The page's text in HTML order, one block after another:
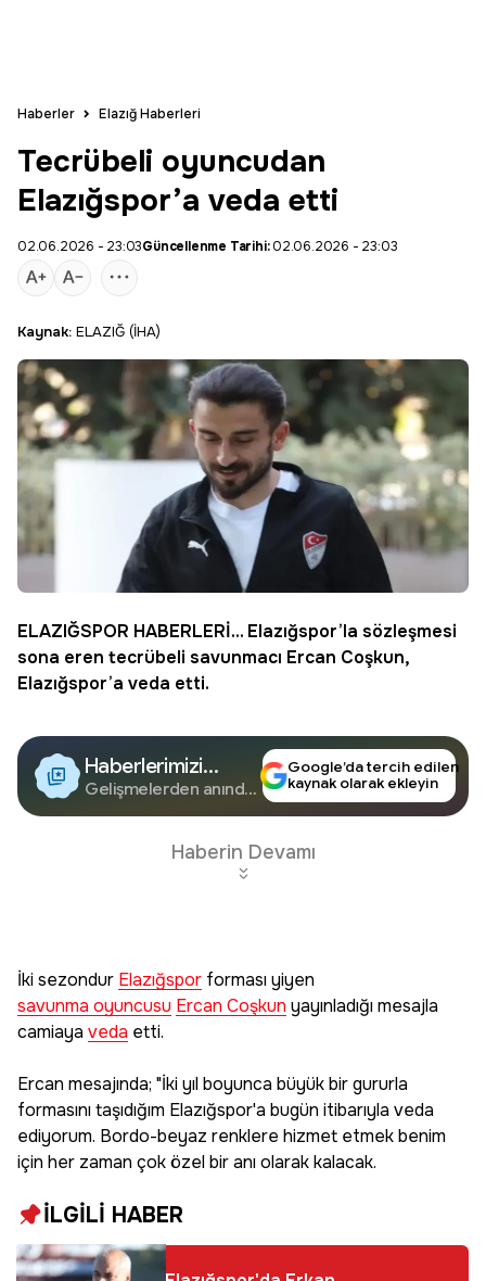
Haberler Elazığ Haberleri
Tecrübeli oyuncudan
Elazığspor’a veda etti
02.06.2026 - 23:03Güncellenme Tarihi:02.06.2026 - 23:03
Kaynak: ELAZIĞ (İHA)
ELAZIĞSPOR HABERLERİ... Elazığspor’la sözleşmesi
sona eren tecrübeli savunmacı Ercan Coşkun,
Elazığspor’a veda etti.
Haberlerimizi
Google'da Takip
Edin
Gelişmelerden anında
Google’da tercih edilen
kaynak olarak ekleyin
Haberin Devamı
İki sezondur Elazığspor forması yiyen
savunma oyuncusu Ercan Coşkun yayınladığı mesajla
camiaya veda etti.
Ercan mesajında; "İki yıl boyunca büyük bir gururla
formasını taşıdığım Elazığspor'a bugün itibarıyla veda
ediyorum. Bordo-beyaz renklere hizmet etmek benim
için her zaman çok özel bir anı olarak kalacak.
İLGİLİ HABER